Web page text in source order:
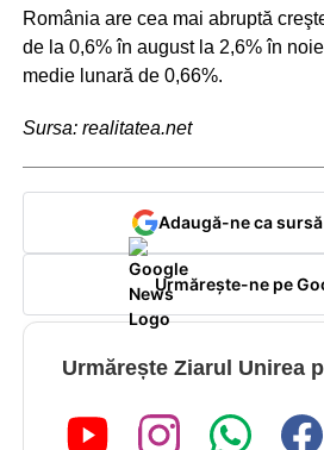
România are cea mai abruptă
de la 0,6% în august la 2,6% în
medie lunară de 0,66%.
Sursa: realitatea.net
Adaugă-ne ca
Urmărește-ne pe
Urmărește Ziarul Unirea